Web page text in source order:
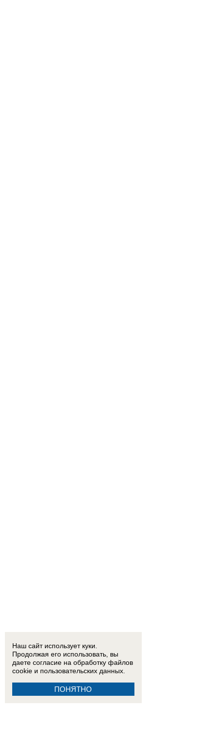
Наш сайт использует куки.
Продолжая его использовать, вы
даете согласие на обработку файлов
cookie и пользовательских данных.
ПОНЯТНО